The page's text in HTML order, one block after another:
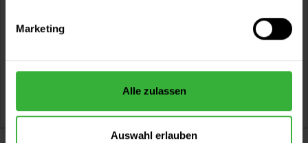
Marketing
Alle zulassen
Auswahl erlauben
Verfügbare Varianten
66,49 €